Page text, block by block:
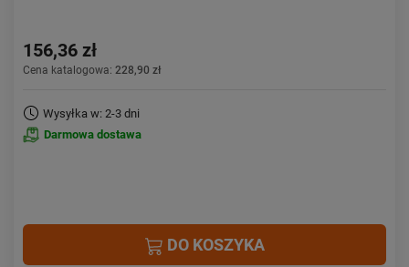
156,36 zł
Cena katalogowa: 228,90 zł
Wysyłka w: 2-3 dni
Darmowa dostawa
DO KOSZYKA